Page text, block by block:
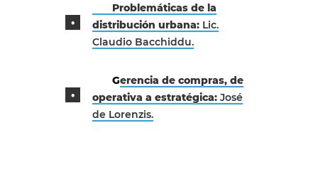
Problemáticas de la
distribución urbana: Lic.
Claudio Bacchiddu.
Gerencia de compras, de
operativa a estratégica: José
de Lorenzis.